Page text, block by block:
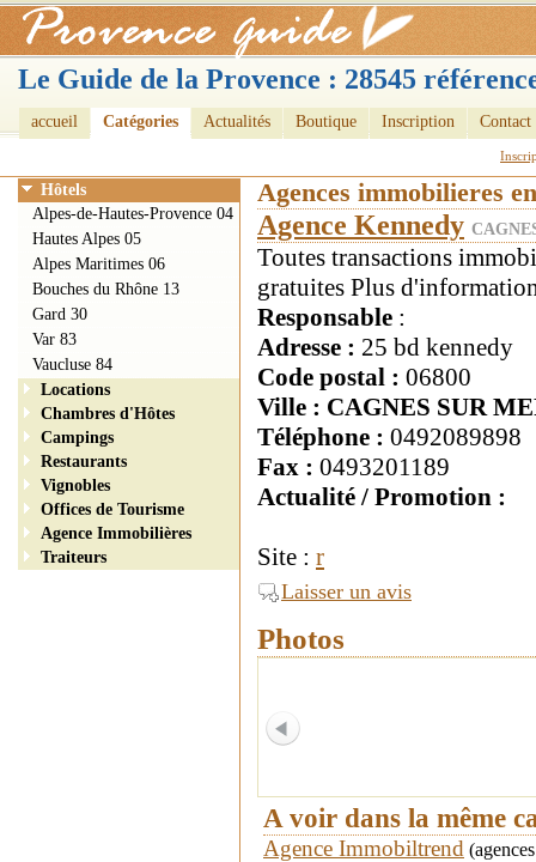
Le Guide de la Provence : 28545
accueil Catégories Actualités Boutique Inscription Contact
Agences immobilieres
Agence Kennedy
Toutes transactions
gratuites Plus
Responsable :
Adresse : 25 bd kennedy
Code postal : 06800
Ville : CAGNES SUR
Téléphone : 0492089898
Fax : 0493201189
Actualité / Promotion :
Site : r
Laisser un avis
Photos
A voir dans la même
Agence Immobiltrend
Hôtels
Alpes-de-Hautes-Provence 04
Hautes Alpes 05
Alpes Maritimes 06
Bouches du Rhône 13
Gard 30
Var 83
Vaucluse 84
Locations
Chambres d'Hôtes
Campings
Restaurants
Vignobles
Offices de Tourisme
Agence Immobilières
Traiteurs